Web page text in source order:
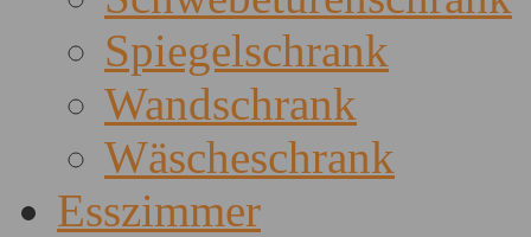
Spiegelschrank
Wandschrank
Wäscheschrank
Esszimmer